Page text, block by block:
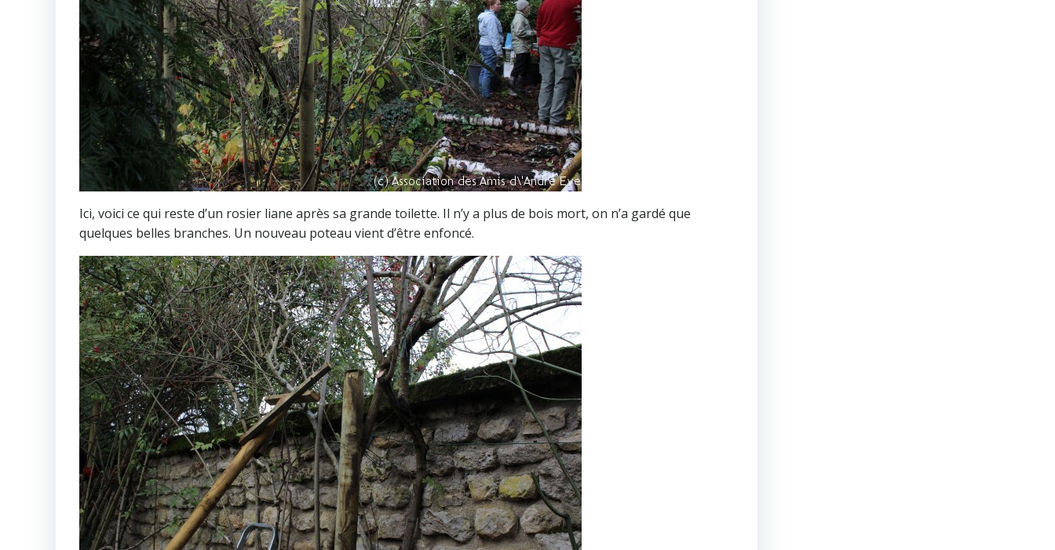
Ici, voici ce qui reste d’un rosier liane après sa grande toilette. Il n’y a plus de bois mort, on n’a gardé que
quelques belles branches. Un nouveau poteau vient d’être enfoncé.